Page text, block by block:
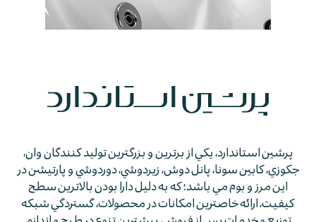
پرشين استاندارد، يكي از برترين و بزرگترين توليد كنندگان وان،
جكوزي، كابين سونا، پانل دوش، زيردوشي، دوردوشي و پارتيشن در
اين مرز و بوم مي باشد؛ كه به دليل دارا بودن بالاترين سطح
كيفيت، ارائه خاصترين امكانات در محصولات، گستردگي شبكه